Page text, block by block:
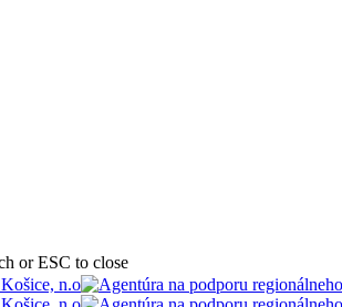
or ESC to close